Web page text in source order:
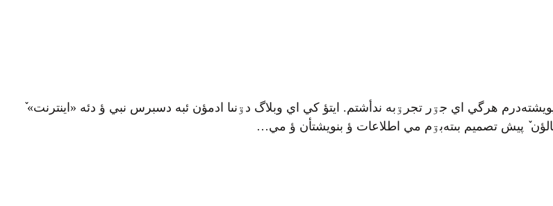
هرگي اي جۊر تجرۊبه ندأشتم. ايتؤ کي اي وبلاگ دۊنىا ادمؤن ئبه دسبرس نبي ؤ دئه «اينترنت»
پيش تصميم بىته‌بۊم مي اطلاعات ؤ بنويشتأن ؤ مي…